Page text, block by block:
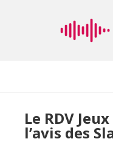
Le RDV
l’avis des